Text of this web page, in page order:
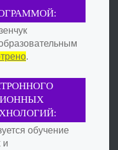
.
обучение
и